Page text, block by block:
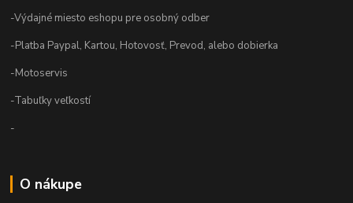
-Výdajné miesto eshopu pre osobný odber
-Platba Paypal, Kartou, Hotovosť, Prevod, alebo dobierka
-Motoservis
-Tabuľky veľkostí
-
O nákupe